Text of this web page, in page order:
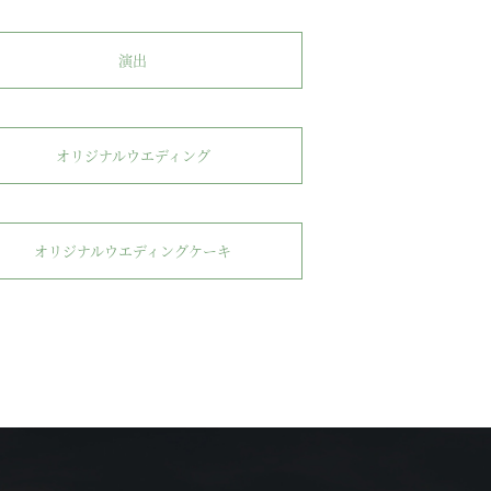
演出
オリジナルウエディング
オリジナルウエディングケーキ